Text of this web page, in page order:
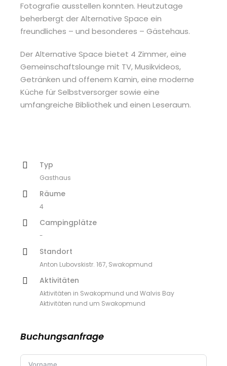
Fotografie ausstellen konnten. Heutzutage
beherbergt der Alternative Space ein
freundliches – und besonderes – Gästehaus.
Der Alternative Space bietet 4 Zimmer, eine
Gemeinschaftslounge mit TV, Musikvideos,
Getränken und offenem Kamin, eine moderne
Küche für Selbstversorger sowie eine
umfangreiche Bibliothek und einen Leseraum.
Typ
Gasthaus
Räume
4
Campingplätze
-
Standort
Anton Lubovskistr. 167, Swakopmund
Aktivitäten
Aktivitäten in Swakopmund und Walvis Bay
Aktivitäten rund um Swakopmund
Buchungsanfrage